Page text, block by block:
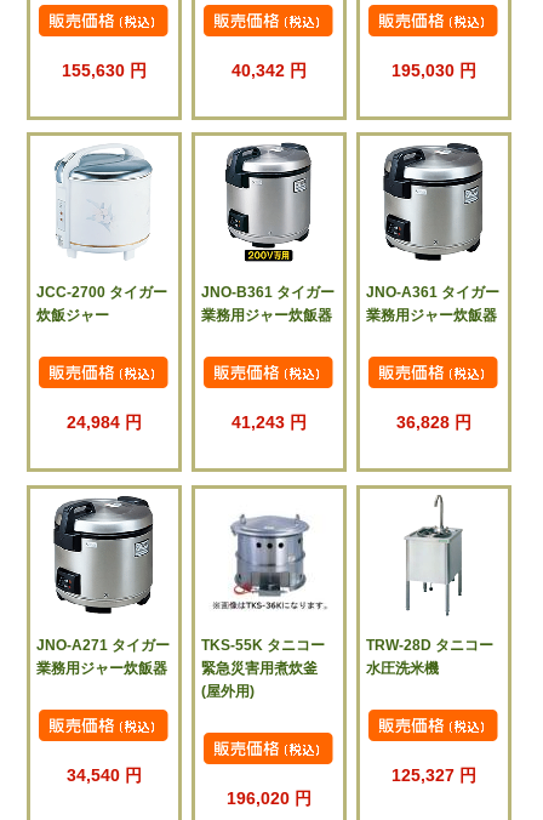
155,630 円 40,342 円 195,030 円
JCC-2700 タイガー
炊飯ジャー
24,984 円
JNO-B361 タイガー
業務用ジャー炊飯器
41,243 円
JNO-A361 タイガー
業務用ジャー炊飯器
36,828 円
JNO-A271 タイガー
業務用ジャー炊飯器
34,540 円
TKS-55K タニコー
緊急災害用煮炊釜
(屋外用)
196,020 円
TRW-28D タニコー
水圧洗米機
125,327 円